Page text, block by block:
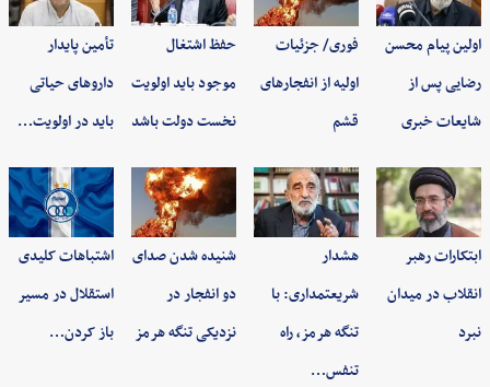
اولین پیام محسن
رضایی پس از
شایعات خبری
فوری/ جزئیات
اولیه از انفجارهای
قشم
حفظ اشتغال
موجود باید اولویت
نخست دولت باشد
تأمین پایدار
داروهای حیاتی
باید در اولویت…
ابتکارات رهبر
انقلاب در میدان
نبرد
هشدار
شریعتمداری: با
تنگه هرمز، راه
تنفس…
شنیده شدن صدای
دو انفجار در
نزدیکی تنگه هرمز
اشتباهات کلیدی
استقلال در مسیر
باز کردن…